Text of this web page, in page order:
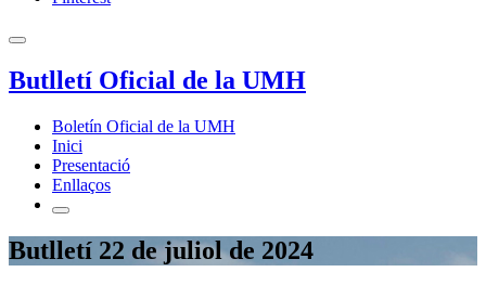
Butlletí Oficial de la UMH
Boletín Oficial de la UMH
Inici
Presentació
Enllaços
Butlletí 22 de juliol de 2024